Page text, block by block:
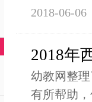
2018-06-06
2018年
幼教网整
有所帮助